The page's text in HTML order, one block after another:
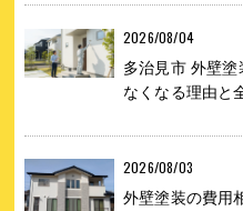
2026/08/04
多治見市 外壁
なくなる理由と
2026/08/03
外壁塗装の費用